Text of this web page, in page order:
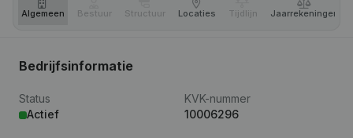
Algemeen Bestuur Structuur Locaties Tijdlijn Jaar­rekeningen
Bedrijfsinformatie
Status
Actief
KVK-nummer
10006296